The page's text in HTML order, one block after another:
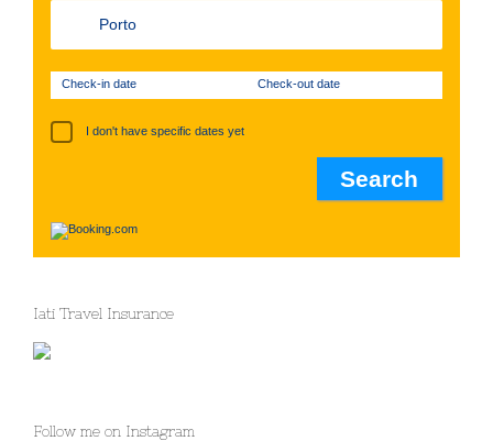
Check-in date Check-out date
I don't have specific dates yet
Iati Travel Insurance
Follow me on Instagram